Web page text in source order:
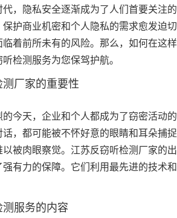
，隐私安全逐渐成为了人们首要关注
护商业机密和个人隐私的需求愈发迫
着前所未有的风险。那么，如何在这
检测服务为您保驾护航。
厂家的重要性
今天，企业和个人都成为了窃密活动
，都可能被不怀好意的眼睛和耳朵捕
被肉眼察觉。江苏反窃听检测厂家的
有力的保障。它们利用最先进的技术
服务的内容